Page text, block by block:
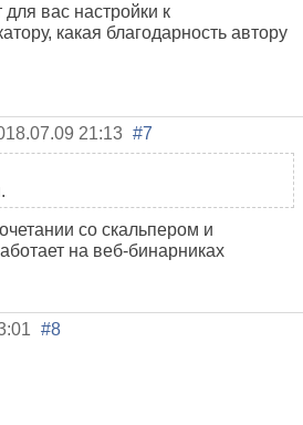
вас настройки к
какая благодарность автору
21:13 #7
со скальпером и
на веб-бинарниках
#8